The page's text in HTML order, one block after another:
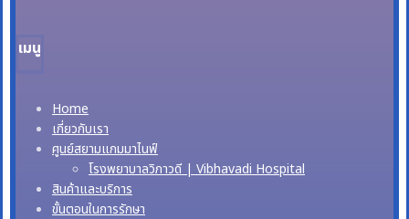
เมนู
Home
เกี่ยวกับเรา
ศูนย์สยามแกมมาไนฟ์
โรงพยาบาลวิภาวดี | Vibhavadi Hospital
สินค้าและบริการ
ขั้นตอนในการรักษา